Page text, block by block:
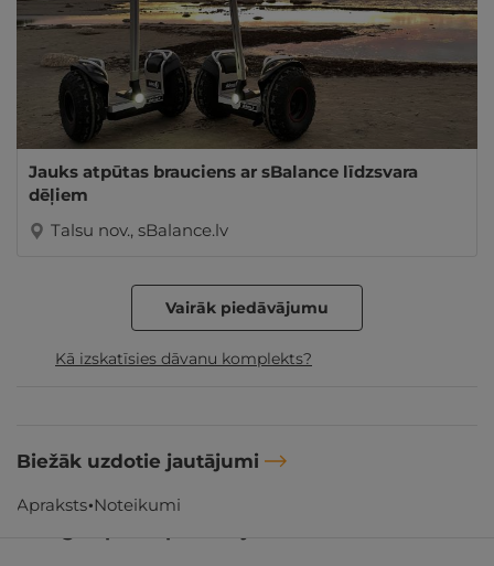
Jauks atpūtas brauciens ar sBalance līdzsvara
dēļiem
Talsu nov., sBalance.lv
Vairāk piedāvājumu
Kā izskatīsies dāvanu komplekts?
Biežāk uzdotie jautājumi
Apraksts Noteikumi